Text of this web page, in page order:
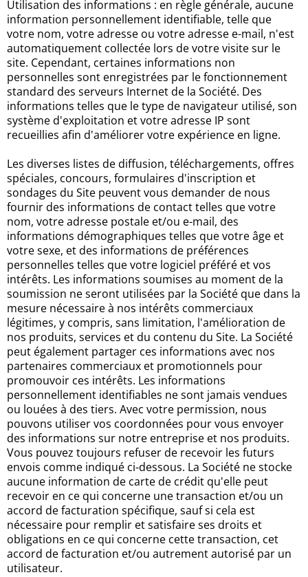
Utilisation des informations : en règle générale, aucune
information personnellement identifiable, telle que
votre nom, votre adresse ou votre adresse e-mail, n'est
automatiquement collectée lors de votre visite sur le
site. Cependant, certaines informations non
personnelles sont enregistrées par le fonctionnement
standard des serveurs Internet de la Société. Des
informations telles que le type de navigateur utilisé, son
système d'exploitation et votre adresse IP sont
recueillies afin d'améliorer votre expérience en ligne.
Les diverses listes de diffusion, téléchargements, offres
spéciales, concours, formulaires d'inscription et
sondages du Site peuvent vous demander de nous
fournir des informations de contact telles que votre
nom, votre adresse postale et/ou e-mail, des
informations démographiques telles que votre âge et
votre sexe, et des informations de préférences
personnelles telles que votre logiciel préféré et vos
intérêts. Les informations soumises au moment de la
soumission ne seront utilisées par la Société que dans la
mesure nécessaire à nos intérêts commerciaux
légitimes, y compris, sans limitation, l'amélioration de
nos produits, services et du contenu du Site. La Société
peut également partager ces informations avec nos
partenaires commerciaux et promotionnels pour
promouvoir ces intérêts. Les informations
personnellement identifiables ne sont jamais vendues
ou louées à des tiers. Avec votre permission, nous
pouvons utiliser vos coordonnées pour vous envoyer
des informations sur notre entreprise et nos produits.
Vous pouvez toujours refuser de recevoir les futurs
envois comme indiqué ci-dessous. La Société ne stocke
aucune information de carte de crédit qu'elle peut
recevoir en ce qui concerne une transaction et/ou un
accord de facturation spécifique, sauf si cela est
nécessaire pour remplir et satisfaire ses droits et
obligations en ce qui concerne cette transaction, cet
accord de facturation et/ou autrement autorisé par un
utilisateur.